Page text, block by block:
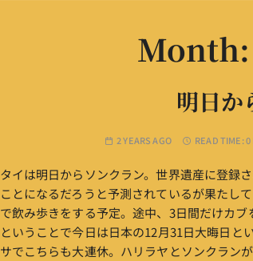
Month:
明日か
2 YEARS AGO READ TIME:0
タイは明日からソンクラン。世界遺産に登録
ことになるだろうと予測されているが果たし
で飲み歩きをする予定。途中、3日間だけカ
ということで今日は日本の12月31日大晦日
サでこちらも大連休。ハリラヤとソンクラン